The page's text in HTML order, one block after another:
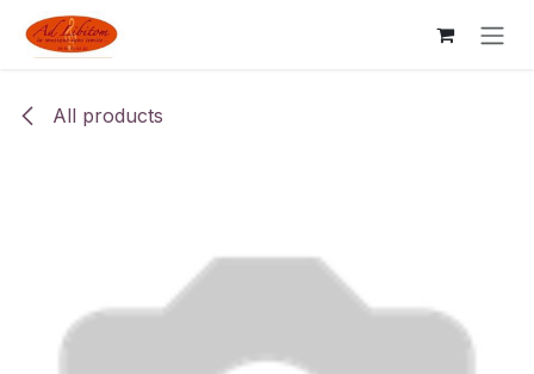
Skip to Content
All products